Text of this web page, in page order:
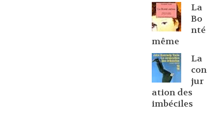
La
Bo
nté
même
La
con
jur
ation des
imbéciles